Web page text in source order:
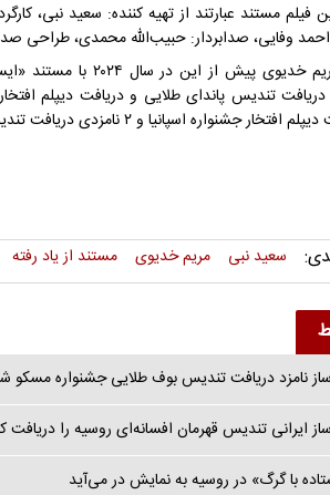
فیلم مستند عبارتند از تهیه کننده: سعید نبی،
احمد وفایی، صدابردار: حبیب‌الله محمدی، طراحی
سعید نبی و مریم
دریافت تندیس پاندای طلایی و دریافت دیپلم
اسپانیا و ۲ نامزدی دریافت تندیس از جشنواره سینمایی هند شده بودند.
سعید نبی مریم خدیوی مستند از یاد رفته
نامزد دریافت تندیس بوف طلایی جشنواره مسکو
ایرانی تندیس قهرمان افسانه‌ای روسیه را دریافت
با گرگ» در روسیه به نمایش در می‌آید